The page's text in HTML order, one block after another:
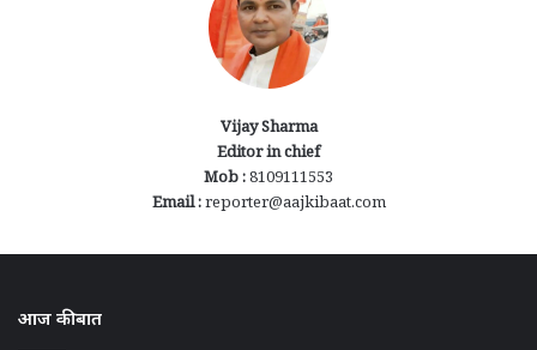
Vijay Sharma
Editor in chief
Mob :8109111553
Email :reporter@aajkibaat.com
आज की बात